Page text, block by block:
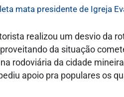
mata presidente de Igreja
realizou um desvio da
da situação
rodoviária da cidade
apoio pra populares os